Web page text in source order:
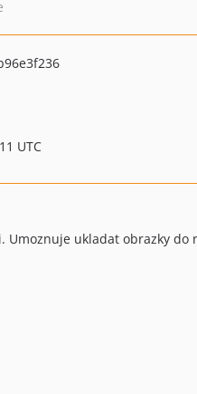
UTC
ukladat obrazky